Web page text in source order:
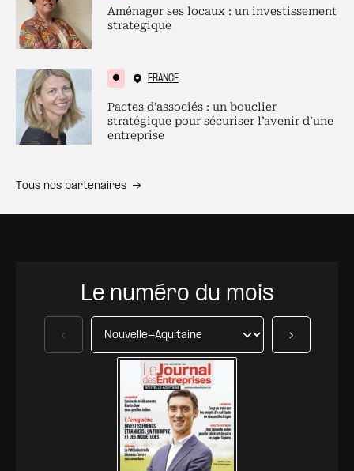
Aménager ses locaux : un investissement
stratégique
FRANCE
Pactes d’associés : un bouclier
stratégique pour sécuriser l’avenir d’une
entreprise
Tous nos partenaires
Le numéro du mois
Précédent Suivant